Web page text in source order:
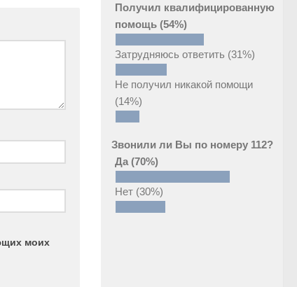
моих
Получил квалифицированную
помощь (54%)
Затрудняюсь ответить (31%)
Не получил никакой помощи
(14%)
Звонили ли Вы по номеру 112?
Да (70%)
Нет (30%)